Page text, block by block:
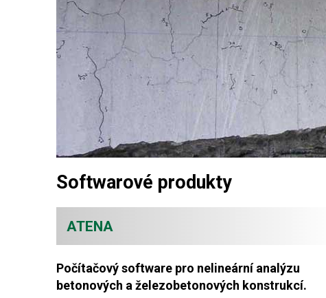
Softwarové produkty
ATENA
Počítačový software pro nelineární analýzu
betonových a železobetonových konstrukcí.